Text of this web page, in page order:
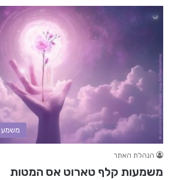
הנהלת האתר
משמעות קלף טארוט אס המטות